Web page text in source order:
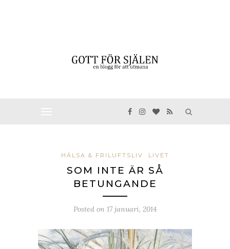
HÄLSA & FRILUFTSLIV LIVET
SOM INTE ÄR SÅ
BETUNGANDE
Posted on 17 januari, 2014